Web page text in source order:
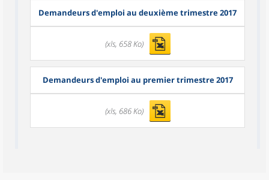
Demandeurs d'emploi au deuxième trimestre 2017
(xls, 658 Ko)
Demandeurs d'emploi au premier trimestre 2017
(xls, 686 Ko)